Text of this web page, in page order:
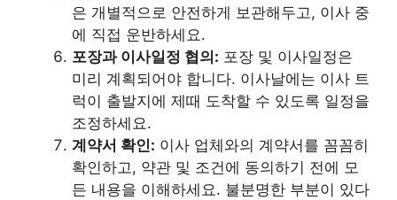
은 개별적으로 안전하게 보관해두고, 이사 중
에 직접 운반하세요.
포장과 이사일정 협의: 포장 및 이사일정은
미리 계획되어야 합니다. 이사날에는 이사 트
럭이 출발지에 제때 도착할 수 있도록 일정을
조정하세요.
계약서 확인: 이사 업체와의 계약서를 꼼꼼히
확인하고, 약관 및 조건에 동의하기 전에 모
든 내용을 이해하세요. 불분명한 부분이 있다